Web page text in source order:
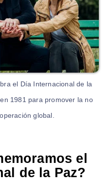
el Día Internacional de la
1981 para promover la no
global.
el
de la Paz?